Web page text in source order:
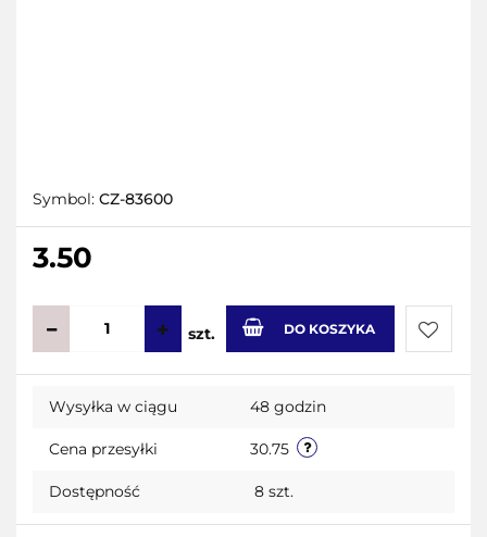
Symbol: CZ-83600
3.50
szt. DO KOSZYKA
Do
Wysyłka w ciągu 48 godzin
Cena przesyłki 30.75
Dostępność 8 szt.